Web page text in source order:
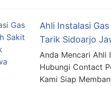
Ahli Instalasi
Tarik Sidoarjo
Anda Mencari Ahli
Hubungi Contact
Kami Siap